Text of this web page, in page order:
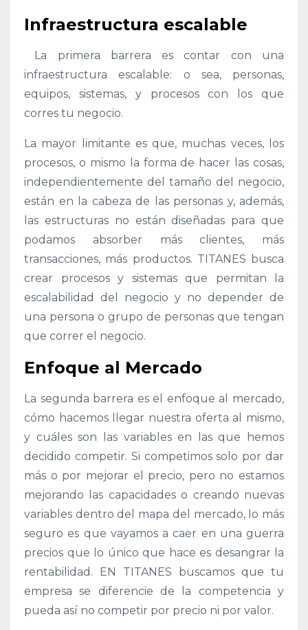
Infraestructura escalable
La primera barrera es contar con una
infraestructura escalable: o sea, personas,
equipos, sistemas, y procesos con los que
corres tu negocio.
La mayor limitante es que, muchas veces, los
procesos, o mismo la forma de hacer las cosas,
independientemente del tamaño del negocio,
están en la cabeza de las personas y, además,
las estructuras no están diseñadas para que
podamos absorber más clientes, más
transacciones, más productos. TITANES busca
crear procesos y sistemas que permitan la
escalabilidad del negocio y no depender de
una persona o grupo de personas que tengan
que correr el negocio.
Enfoque al Mercado
La segunda barrera es el enfoque al mercado,
cómo hacemos llegar nuestra oferta al mismo,
y cuáles son las variables en las que hemos
decidido competir. Si competimos solo por dar
más o por mejorar el precio, pero no estamos
mejorando las capacidades o creando nuevas
variables dentro del mapa del mercado, lo más
seguro es que vayamos a caer en una guerra
precios que lo único que hace es desangrar la
rentabilidad. EN TITANES buscamos que tu
empresa se diferencie de la competencia y
pueda así no competir por precio ni por valor.